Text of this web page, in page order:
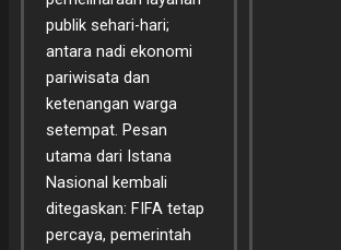
publik sehari-hari;
antara nadi ekonomi
pariwisata dan
ketenangan warga
setempat. Pesan
utama dari Istana
Nasional kembali
ditegaskan: FIFA tetap
percaya, pemerintah